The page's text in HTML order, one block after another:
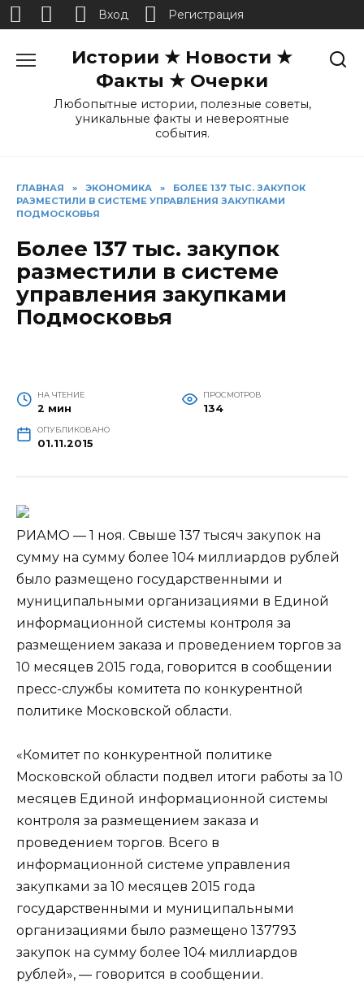
Истории ★ Новости ★
Факты ★ Очерки
Любопытные истории, полезные советы,
уникальные факты и невероятные
события.
ГЛАВНАЯ » ЭКОНОМИКА »
БОЛЕЕ 137 ТЫС. ЗАКУПОК
РАЗМЕСТИЛИ В СИСТЕМЕ УПРАВЛЕНИЯ ЗАКУПКАМИ
ПОДМОСКОВЬЯ
Более 137 тыс. закупок
разместили в системе
управления закупками
Подмосковья
НА ЧТЕНИЕ
2 мин
ПРОСМОТРОВ
134
ОПУБЛИКОВАНО
01.11.2015
РИАМО — 1 ноя. Свыше 137 тысяч закупок на
сумму на сумму более 104 миллиардов рублей
было размещено государственными и
муниципальными организациями в Единой
информационной системы контроля за
размещением заказа и проведением торгов за
10 месяцев 2015 года, говорится в сообщении
пресс-службы комитета по конкурентной
политике Московской области.
«Комитет по конкурентной политике
Московской области подвел итоги работы за 10
месяцев Единой информационной системы
контроля за размещением заказа и
проведением торгов. Всего в
информационной системе управления
закупками за 10 месяцев 2015 года
государственными и муниципальными
организациями было размещено 137793
закупок на сумму более 104 миллиардов
рублей», — говорится в сообщении.
Вход Регистрация